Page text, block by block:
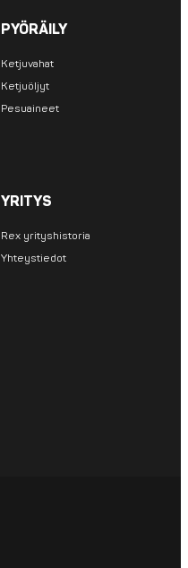
PYÖRÄILY
Ketjuvahat
Ketjuöljyt
Pesuaineet
YRITYS
Rex yrityshistoria
Yhteystiedot